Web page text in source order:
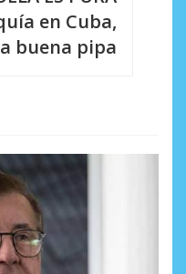
en Cuba,
buena pipa